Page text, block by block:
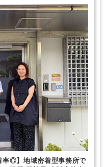
格を果たした従業員もお
る環境整備に取り組んでおり
間を大切にしたい人等、自
夢の実現へと歩んでいってい
制度ご自身が担当している
給与が決定される明瞭な給与
考課ではない、平等な市場
、前向きに仕事に取り組める
報酬のみではなく、勤務年
え、給与へと還元する評価基
医療に強み 建設に強み
率◎】地域密着型事務所で